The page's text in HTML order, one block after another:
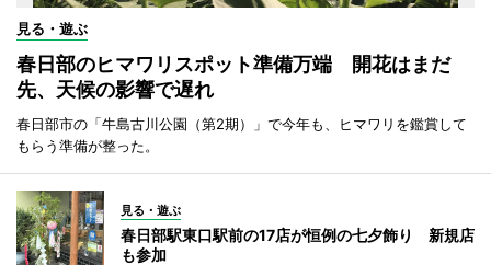
見る・遊ぶ
春日部のヒマワリスポット準備万端 開花はまだ
先、天候の影響で遅れ
春日部市の「牛島古川公園（第2期）」で今年も、ヒマワリを鑑賞して
もらう準備が整った。
見る・遊ぶ
春日部駅東口駅前の17店が恒例の七夕飾り 新規店
も参加